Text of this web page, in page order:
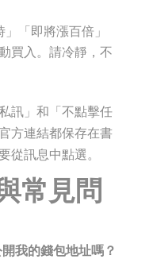
」「即將漲百倍」
買入。請冷靜，不
訊」和「不點擊任
方連結都保存在書
從訊息中點選。
常見問
我的錢包地址嗎？